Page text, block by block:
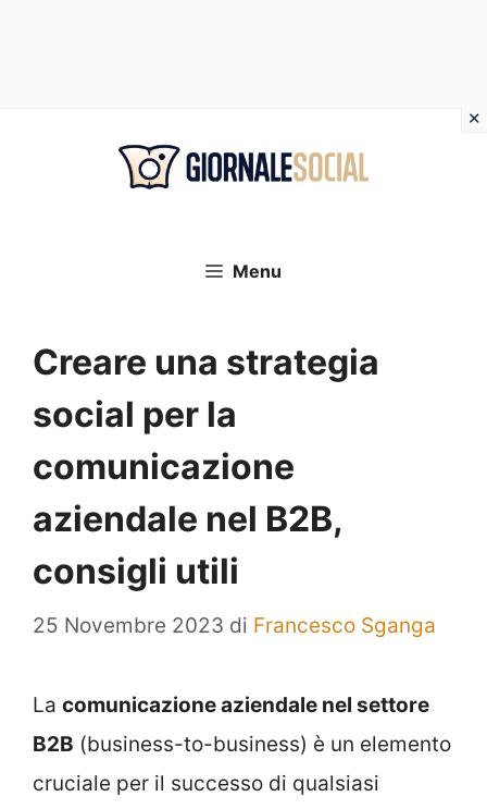
Menu
Creare una strategia
social per la
comunicazione
aziendale nel B2B,
consigli utili
25 Novembre 2023 di Francesco Sganga
La comunicazione aziendale nel settore
B2B (business-to-business) è un elemento
cruciale per il successo di qualsiasi